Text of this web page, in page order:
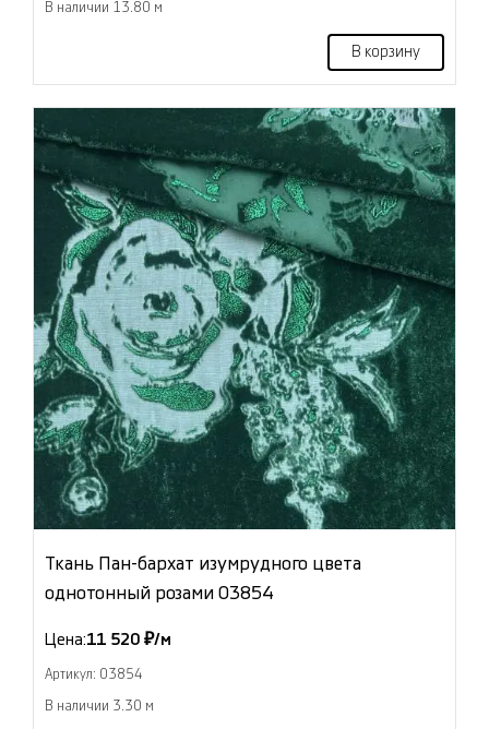
В наличии 13.80 м
В корзину
Ткань Пан-бархат изумрудного цвета
однотонный розами 03854
Цена:11 520 ₽/м
Артикул: 03854
В наличии 3.30 м